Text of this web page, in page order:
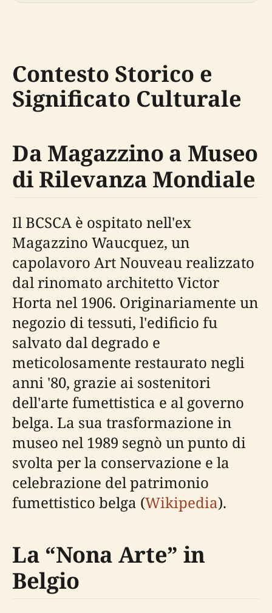
Contesto Storico e
Significato Culturale
Da Magazzino a Museo
di Rilevanza Mondiale
Il BCSCA è ospitato nell'ex
Magazzino Waucquez, un
capolavoro Art Nouveau realizzato
dal rinomato architetto Victor
Horta nel 1906. Originariamente un
negozio di tessuti, l'edificio fu
salvato dal degrado e
meticolosamente restaurato negli
anni '80, grazie ai sostenitori
dell'arte fumettistica e al governo
belga. La sua trasformazione in
museo nel 1989 segnò un punto di
svolta per la conservazione e la
celebrazione del patrimonio
fumettistico belga (Wikipedia).
La “Nona Arte” in
Belgio